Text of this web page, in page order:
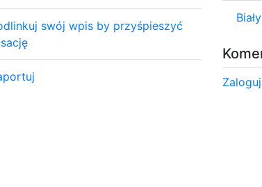
swój wpis by przyśpieszyć